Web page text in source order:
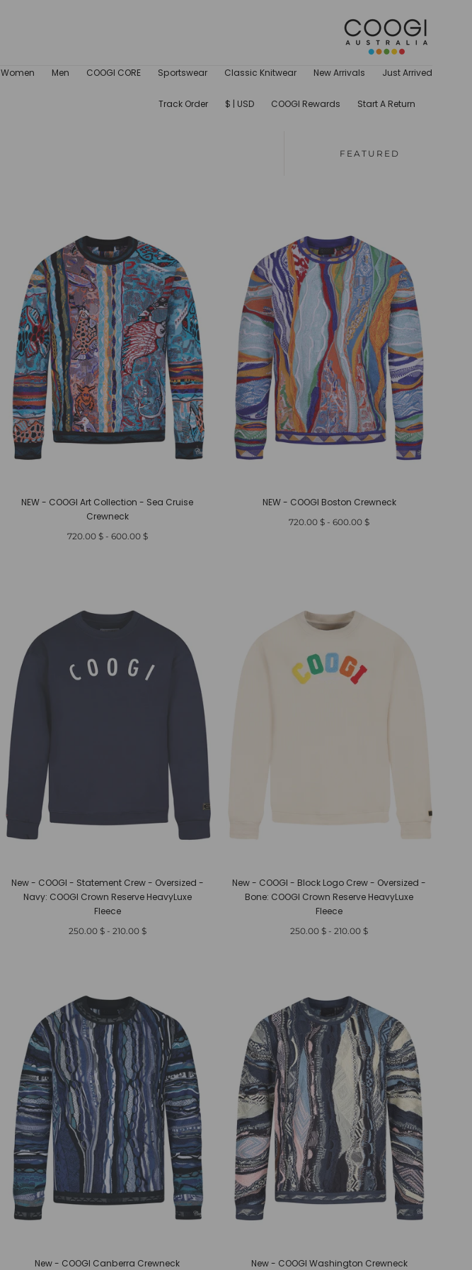
تخطي إلى
المحتوى
Just Arrived
New Arrivals
Classic Knitwear
Sportswear
COOGI CORE
Men
Women
Start A Return
COOGI Rewards
USD | $
Track Order
FEATURED
NEW - COOGI Boston Crewneck
أدنى
$ 600.00
- أعلى
$ 720.00
NEW - COOGI Art Collection - Sea Cruise
Crewneck
أدنى
$ 600.00
- أعلى
$ 720.00
New - COOGI - Block Logo Crew - Oversized -
Bone: COOGI Crown Reserve HeavyLuxe
Fleece
أدنى
$ 210.00
- أعلى
$ 250.00
New - COOGI - Statement Crew - Oversized -
Navy: COOGI Crown Reserve HeavyLuxe
Fleece
أدنى
$ 210.00
- أعلى
$ 250.00
New - COOGI Washington Crewneck
New - COOGI Canberra Crewneck